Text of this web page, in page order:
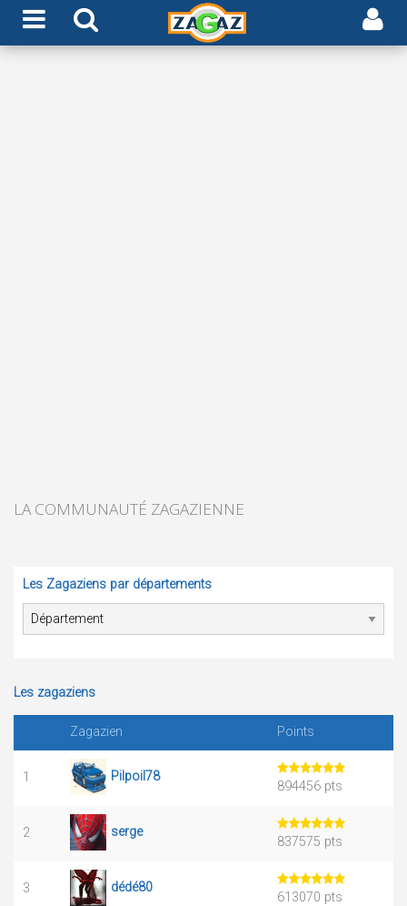
LA COMMUNAUTÉ ZAGAZIENNE
Les Zagaziens par départements
Les zagaziens
Zagazien Points
1 Pilpoil78
894456 pts
2 serge
837575 pts
3 dédé80
613070 pts